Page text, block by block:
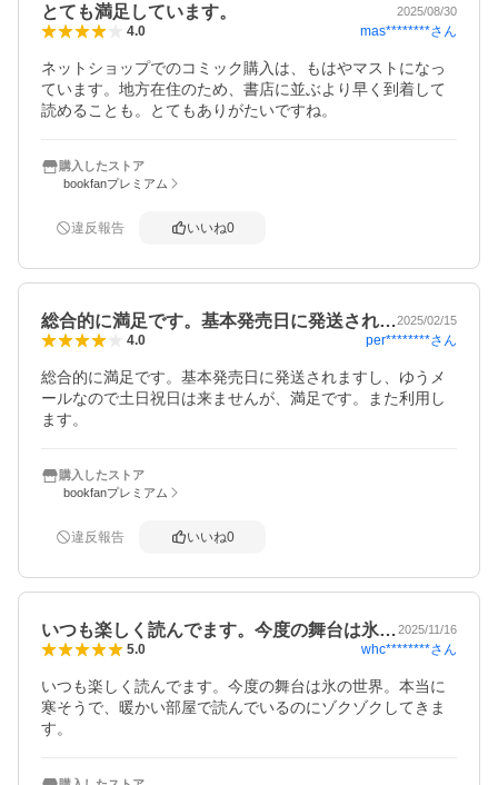
とても満足しています。 2025/08/30
4.0 mas********さん
ネットショップでのコミック購入は、もはやマストになっ
ています。地方在住のため、書店に並ぶより早く到着して
読めることも。とてもありがたいですね。
購入したストア
bookfanプレミアム
違反報告 いいね0
総合的に満足です。基本発売日に発送され…2025/02/15
4.0 per********さん
総合的に満足です。基本発売日に発送されますし、ゆうメ
ールなので土日祝日は来ませんが、満足です。また利用し
ます。
購入したストア
bookfanプレミアム
違反報告 いいね0
いつも楽しく読んでます。今度の舞台は氷…2025/11/16
5.0 whc********さん
いつも楽しく読んでます。今度の舞台は氷の世界。本当に
寒そうで、暖かい部屋で読んでいるのにゾクゾクしてきま
す。